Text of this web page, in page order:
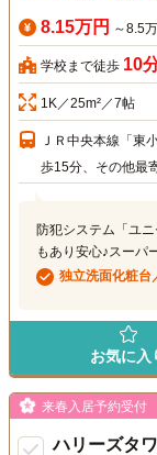
8.15万円 ～8.5
学校まで徒歩 10
1K／25m²／7帖
ＪＲ中央本線「東
歩15分、その他最
防犯システム「ユ
もあり安心♪スー
独立洗面化粧台
お気に入
来春入居予約受付
ハリーズタ